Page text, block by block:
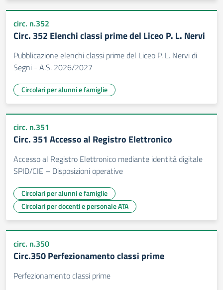
circ. n.352
Circ. 352 Elenchi classi prime del Liceo P. L. Nervi
Pubblicazione elenchi classi prime del Liceo P. L. Nervi di
Segni - A.S. 2026/2027
Circolari per alunni e famiglie
circ. n.351
Circ. 351 Accesso al Registro Elettronico
Accesso al Registro Elettronico mediante identità digitale
SPID/CIE – Disposizioni operative
Circolari per alunni e famiglie
Circolari per docenti e personale ATA
circ. n.350
Circ.350 Perfezionamento classi prime
Perfezionamento classi prime